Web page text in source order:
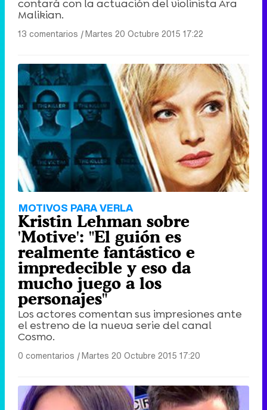
contará con la actuación del violinista Ara
Malikian.
13 comentarios |Martes 20 Octubre 2015 17:22
MOTIVOS PARA VERLA
Kristin Lehman sobre
'Motive': "El guión es
realmente fantástico e
impredecible y eso da
mucho juego a los
personajes"
Los actores comentan sus impresiones ante
el estreno de la nueva serie del canal
Cosmo.
0 comentarios |Martes 20 Octubre 2015 17:20